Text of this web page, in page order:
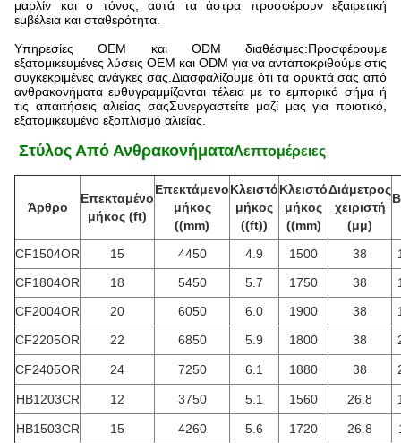
μαρλίν και ο τόνος, αυτά τα άστρα προσφέρουν εξαιρετική
εμβέλεια και σταθερότητα.
Υπηρεσίες OEM και ODM διαθέσιμες:Προσφέρουμε
εξατομικευμένες λύσεις OEM και ODM για να ανταποκριθούμε στις
συγκεκριμένες ανάγκες σας.Διασφαλίζουμε ότι τα ορυκτά σας από
ανθρακονήματα ευθυγραμμίζονται τέλεια με το εμπορικό σήμα ή
τις απαιτήσεις αλιείας σαςΣυνεργαστείτε μαζί μας για ποιοτικό,
εξατομικευμένο εξοπλισμό αλιείας.
️ Στύλος Από ΑνθρακονήματαΛεπτομέρειες
Άρθρο
Επεκταμένο
μήκος (ft)
Επεκτάμενο
μήκος
((mm)
Κλειστό
μήκος
((ft))
Κλειστό
μήκος
((mm)
Διάμετρος
χειριστή
(μμ)
CF1504OR 15 4450 4.9 1500 38
CF1804OR
18 5450 5.7 1750 38
CF2004OR
20 6050 6.0 1900 38
CF2205OR
22 6850 5.9 1800 38
CF2405OR 24 7250 6.1 1880 38
HB1203CR 12 3750 5.1 1560 26.8
HB1503CR 15 4260 5.6 1720 26.8